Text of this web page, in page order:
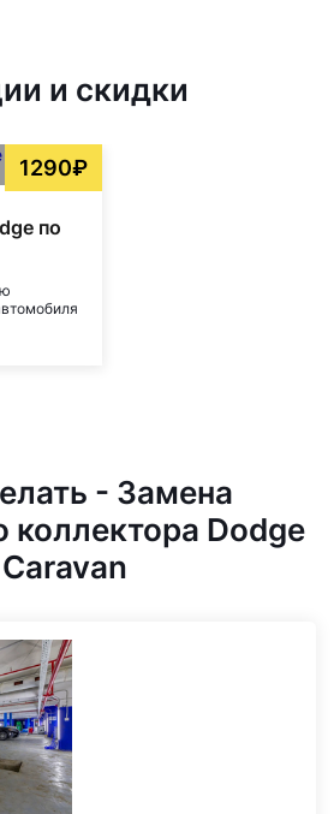
и скидки
1290₽
по
- Замена
коллектора Dodge
Caravan